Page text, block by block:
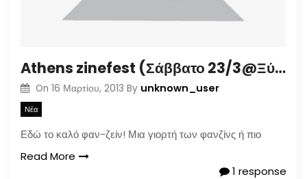
Athens zinefest (Σάββατο 23/3@Ξύλινο στέκι ασκτ)
On 16 Μαρτίου, 2013 By unknown_user
Νέα
Εδώ το καλό φαν-ζείν! Μια γιορτή των φανζίνς ή πιο
Read More
1 response